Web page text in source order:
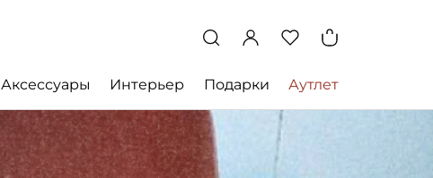
Аксессуары Интерьер Подарки Аутлет